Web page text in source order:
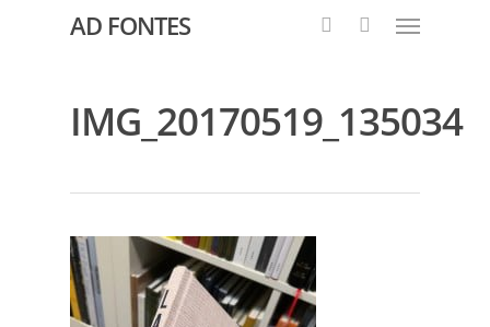
AD FONTES
IMG_20170519_135034